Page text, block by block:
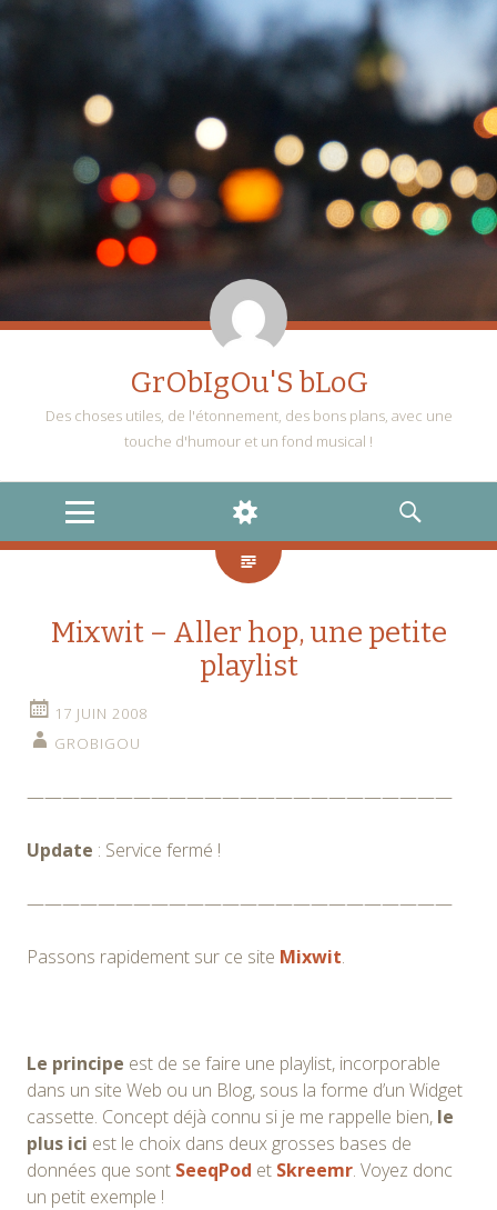
GrObIgOu'S bLoG
Des choses utiles, de l'étonnement, des bons plans, avec une
touche d'humour et un fond musical !
MENU
WIDGETS
RECHERCHE
Mixwit – Aller hop, une petite
playlist
17 JUIN 2008
GROBIGOU
————————————————————————
Update : Service fermé !
————————————————————————
Passons rapidement sur ce site Mixwit.
Le principe est de se faire une playlist, incorporable
dans un site Web ou un Blog, sous la forme d’un Widget
cassette. Concept déjà connu si je me rappelle bien, le
plus ici est le choix dans deux grosses bases de
données que sont SeeqPod et Skreemr. Voyez donc
un petit exemple !